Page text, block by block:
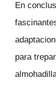
En
para